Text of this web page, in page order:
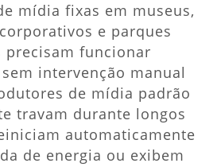
mídia fixas em museus,
e parques
precisam funcionar
intervenção manual
de mídia padrão
travam durante longos
automaticamente
de energia ou exibem